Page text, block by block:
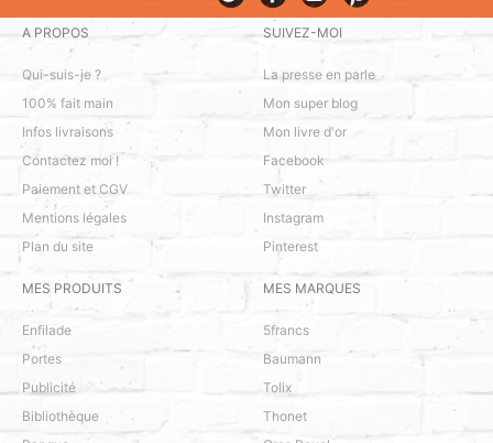
A PROPOS
Qui-suis-je ?
100% fait main
Infos livraisons
Contactez moi !
Paiement et CGV
Mentions légales
Plan du site
SUIVEZ-MOI
La presse en parle
Mon super blog
Mon livre d'or
Facebook
Twitter
Instagram
Pinterest
MES PRODUITS
Enfilade
Portes
Publicité
Bibliothèque
MES MARQUES
5francs
Baumann
Tolix
Thonet